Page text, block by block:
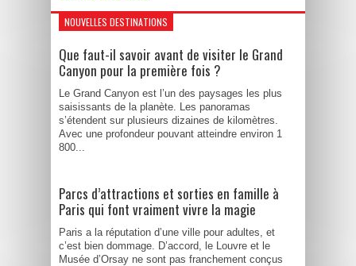
NOUVELLES DESTINATIONS
Que faut-il savoir avant de visiter le Grand
Canyon pour la première fois ?
Le Grand Canyon est l’un des paysages les plus
saisissants de la planète. Les panoramas
s’étendent sur plusieurs dizaines de kilomètres.
Avec une profondeur pouvant atteindre environ 1
800...
Parcs d’attractions et sorties en famille à
Paris qui font vraiment vivre la magie
Paris a la réputation d’une ville pour adultes, et
c’est bien dommage. D’accord, le Louvre et le
Musée d’Orsay ne sont pas franchement conçus